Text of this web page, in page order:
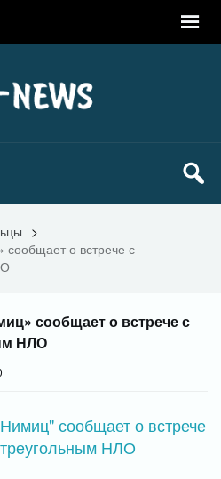
>
о встрече с
сообщает о встрече с
НЛО